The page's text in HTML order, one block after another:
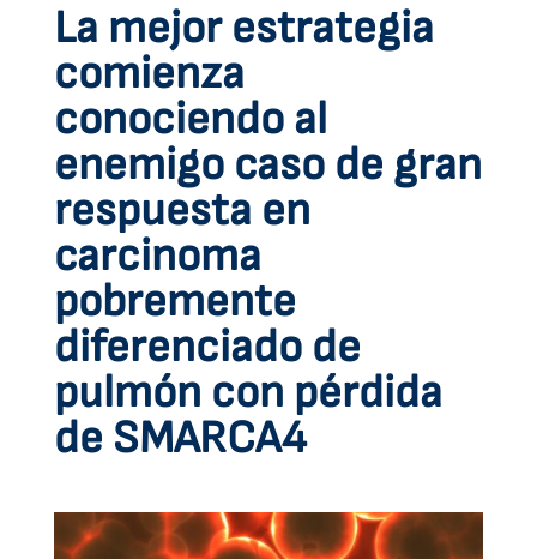
La mejor estrategia
comienza
conociendo al
enemigo caso de gran
respuesta en
carcinoma
pobremente
diferenciado de
pulmón con pérdida
de SMARCA4